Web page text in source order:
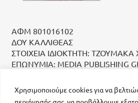
Χρησιμοποιούμε cookies για να
ΑΦΜ 801016102
ΔΟΥ ΚΑΛΛΙΘΕΑΣ
ΣΤΟΙΧΕΙΑ ΙΔΙΟΚΤΗΤΗ: ΤΖΟΥΜΑΚΑ
ΕΠΩΝΥΜΙΑ: MEDIA PUBLISHING